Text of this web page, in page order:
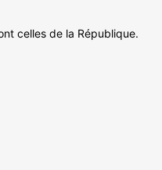
celles de la République.